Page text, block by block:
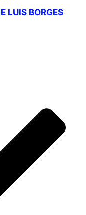
LUIS BORGES